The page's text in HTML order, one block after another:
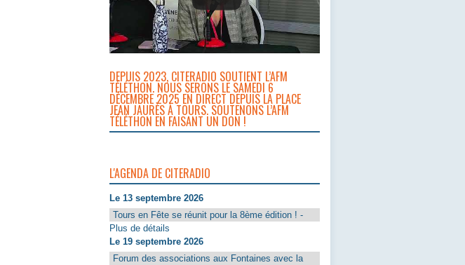
DEPUIS 2023, CITERADIO SOUTIENT L’AFM
TÉLÉTHON. NOUS SERONS LE SAMEDI 6
DÉCEMBRE 2025 EN DIRECT DEPUIS LA PLACE
JEAN JAURÈS À TOURS. SOUTENONS L’AFM
TÉLÉTHON EN FAISANT UN DON !
L'AGENDA DE CITERADIO
Le 13 septembre 2026
Tours en Fête se réunit pour la 8ème édition ! -
Plus de détails
Le 19 septembre 2026
Forum des associations aux Fontaines avec la